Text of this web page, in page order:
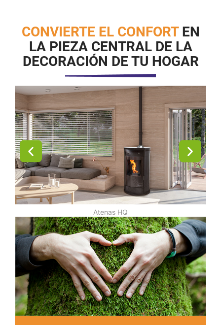
CONVIERTE EL CONFORTEN
LA PIEZA CENTRAL DE LA
DECORACIÓN DE TU HOGAR
Atenas HQ